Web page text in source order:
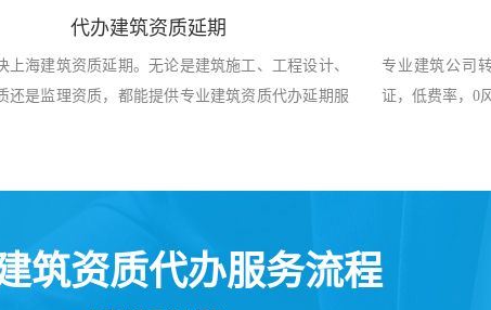
代办建筑资质延期
上海建筑资质延期。无论是建筑施工、工程设计、
还是监理资质，都能提供专业建筑资质代办延期服
专业建筑公司
证，低费率，0
筑资质代办服务流程